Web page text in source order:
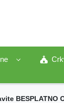
BESPLATNO